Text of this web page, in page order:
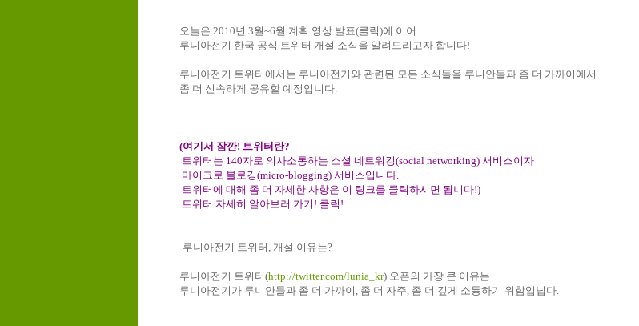
오늘은 2010년 3월~6월 계획 영상 발표(클릭)에 이어
루니아전기 한국 공식 트위터 개설 소식을 알려드리고자 합니다!
루니아전기 트위터에서는 루니아전기와 관련된 모든 소식들을 루니안들과 좀 더 가까이에서
좀 더 신속하게 공유할 예정입니다.
(여기서 잠깐! 트위터란?
트위터는 140자로 의사소통하는 소셜 네트워킹(social networking) 서비스이자
마이크로 블로깅(micro-blogging) 서비스입니다.
트위터에 대해 좀 더 자세한 사항은 이 링크를 클릭하시면 됩니다!)
트위터 자세히 알아보러 가기 ! 클릭 !
-루니아전기 트위터 , 개설 이유는?
루니아전기 트위터(http://twitter.com/lunia_kr) 오픈의 가장 큰 이유는
루니아전기가 루니안들과 좀 더 가까이 , 좀 더 자주, 좀 더 깊게 소통하기 위함입닙다.